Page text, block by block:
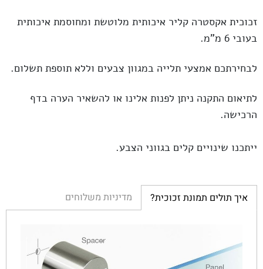
זכוכית אקסטרה קליר איכותית מלוטשת ומחוסמת איכותית
בעובי 6 מ”מ.
לבחירתכם אמצעי תלייה במגוון צבעים וללא תוספת תשלום.
לתיאום התקנה ניתן לפנות אלינו או להשאיר הערה בדף
הרכישה.
ייתכנו שינויים קלים בגווני הצבע.
איך תולים תמונת זכוכית? מדיניות משלוחים